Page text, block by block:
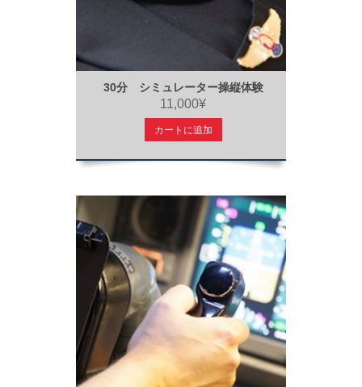
30分 シミュレーター操縦体験
11,000¥
カートに追加